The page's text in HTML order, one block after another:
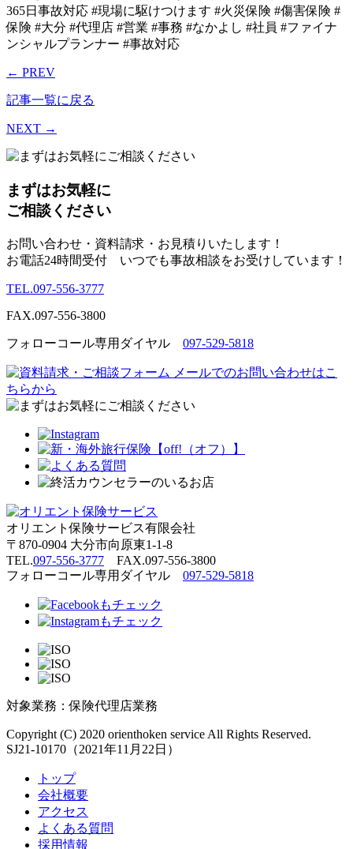
← PREV
記事一覧に戻る
NEXT →
まずはお気軽に
ご相談ください
お問い合わせ・資料請求・お見積りいたします！
お電話24時間受付 いつでも事故相談をお受けしています！
TEL.097-556-3777
FAX.097-556-3800
フォローコール専用ダイヤル 097-529-5818
メールでのお問い合わせはこ
ちらから
オリエント保険サービス有限会社
〒 870-0904 大分市向原東1-1-8
TEL.097-556-3777 FAX.097-556-3800
フォローコール専用ダイヤル 097-529-5818
対象業務：保険代理店業務
Copyright (C) 2020 orienthoken service All Rights Reserved.
SJ21-10170（2021年11月22日）
トップ
会社概要
アクセス
よくある質問
採用情報